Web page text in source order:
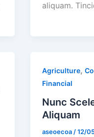
aliquam.
Agriculture,
Financial
Nunc
Aliquam
aseoecoa /12/